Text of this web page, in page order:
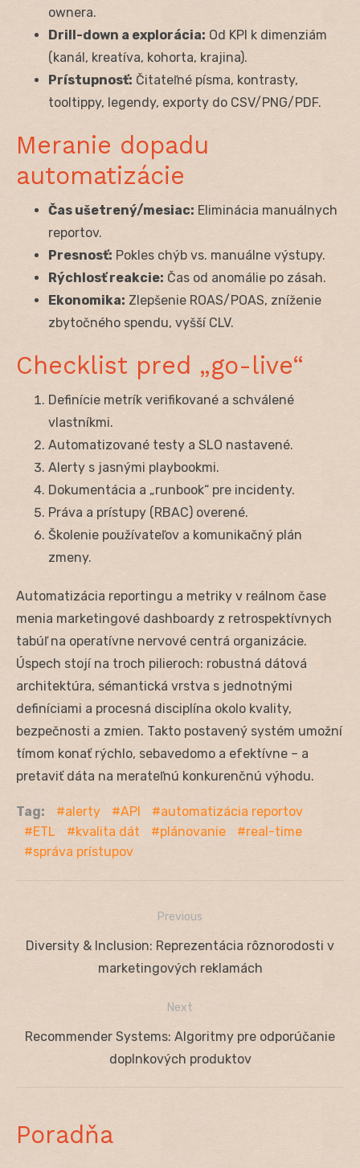
ownera.
Drill-down a explorácia: Od KPI k dimenziám
(kanál, kreatíva, kohorta, krajina).
Prístupnosť: Čitateľné písma, kontrasty,
tooltippy, legendy, exporty do CSV/PNG/PDF.
Meranie dopadu
automatizácie
Čas ušetrený/mesiac: Eliminácia manuálnych
reportov.
Presnosť: Pokles chýb vs. manuálne výstupy.
Rýchlosť reakcie: Čas od anomálie po zásah.
Ekonomika: Zlepšenie ROAS/POAS, zníženie
zbytočného spendu, vyšší CLV.
Checklist pred „go-live“
Definície metrík verifikované a schválené
vlastníkmi.
Automatizované testy a SLO nastavené.
Alerty s jasnými playbookmi.
Dokumentácia a „runbook“ pre incidenty.
Práva a prístupy (RBAC) overené.
Školenie používateľov a komunikačný plán
zmeny.
Automatizácia reportingu a metriky v reálnom čase
menia marketingové dashboardy z retrospektívnych
tabúľ na operatívne nervové centrá organizácie.
Úspech stojí na troch pilieroch: robustná dátová
architektúra, sémantická vrstva s jednotnými
definíciami a procesná disciplína okolo kvality,
bezpečnosti a zmien. Takto postavený systém umožní
tímom konať rýchlo, sebavedomo a efektívne – a
pretaviť dáta na merateľnú konkurenčnú výhodu.
Tag: alerty API
automatizácia reportov
ETL
kvalita dát plánovanie
real-time
správa prístupov
Navigácia
Previous
Previous
Diversity & Inclusion: Reprezentácia rôznorodosti v
marketingových reklamách
Next
Next
Recommender Systems: Algoritmy pre odporúčanie
doplnkových produktov
Poradňa